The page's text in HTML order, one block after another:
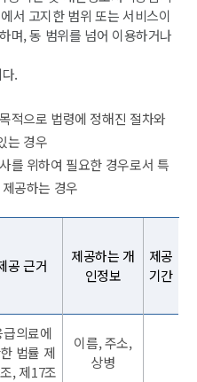
서 고지한 범위 또는 서비스이
며, 동 범위를 넘어 이용하거나
.
적으로 법령에 정해진 절차와
는 경우
를 위하여 필요한 경우로서 특
공하는 경우
공 근거
제공하는 개
인정보
제공
기간
급의료에
법률 제
, 제17조
이름, 주소,
상병